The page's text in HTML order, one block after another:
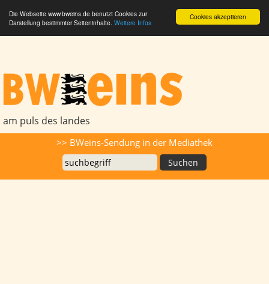
Cookies akzeptieren
Die Webseite www.bweins.de benutzt Cookies zur
Darstellung bestimmter Seiteninhalte. Weitere Infos
am puls des landes
>> BWeins-Sendung in der Mediathek